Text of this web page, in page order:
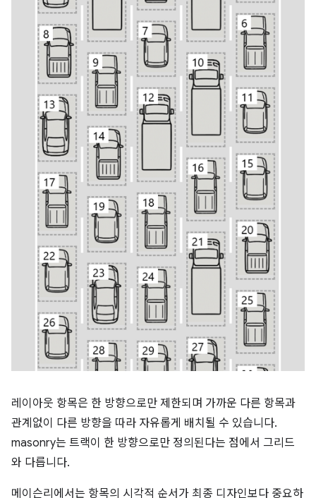
레이아웃 항목은 한 방향으로만 제한되며 가까운 다른 항목과
관계없이 다른 방향을 따라 자유롭게 배치될 수 있습니다.
masonry는 트랙이 한 방향으로만 정의된다는 점에서 그리드
와 다릅니다.
메이슨리에서는 항목의 시각적 순서가 최종 디자인보다 중요하